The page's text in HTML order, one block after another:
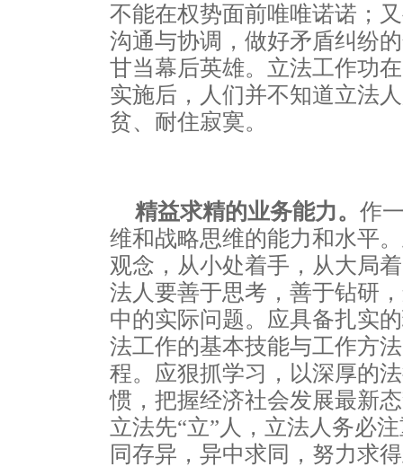
不能在权势面前唯唯诺诺；
沟通与协调，做好矛盾纠纷
甘当幕后英雄。立法工作功
实施后，人们并不知道立法
贫、耐住寂寞。
精益求精的业务能力。 作
维和战略思维的能力和水平
观念，从小处着手，从大局
法人要善于思考，善于钻研
中的实际问题。应具备扎实
法工作的基本技能与工作方
程。应狠抓学习，以深厚的
惯，把握经济社会发展最新
立法先“立”人，立法人务必
同存异，异中求同，努力求